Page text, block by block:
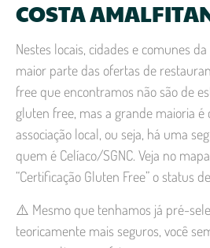
COSTA
Nestes locais, cidades e comunes
maior parte das ofertas de
free que encontramos não são de
gluten free, mas a grande maioria é
associação local, ou seja, há uma
quem é Celíaco/SGNC. Veja no
“Certificação Gluten Free” o status
⚠️ Mesmo que tenhamos já pré-
teoricamente mais seguros, você